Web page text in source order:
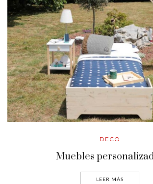
DECO
Muebles
LEER MÁS